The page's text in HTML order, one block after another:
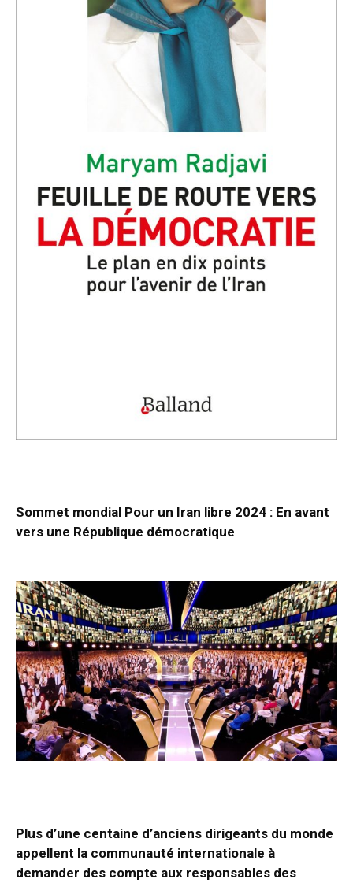
Sommet mondial Pour un Iran libre 2024 : En avant
vers une République démocratique
Plus d’une centaine d’anciens dirigeants du monde
appellent la communauté internationale à
demander des compte aux responsables des